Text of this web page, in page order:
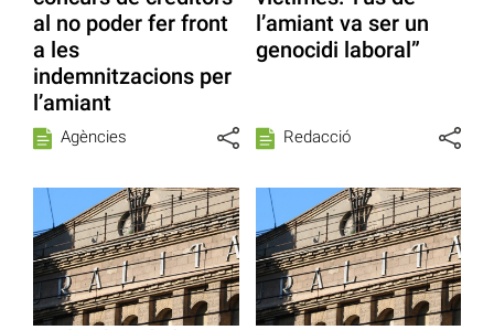
al no poder fer front
a les
indemnitzacions per
l’amiant
Agències
l’amiant va ser un
genocidi laboral”
Redacció